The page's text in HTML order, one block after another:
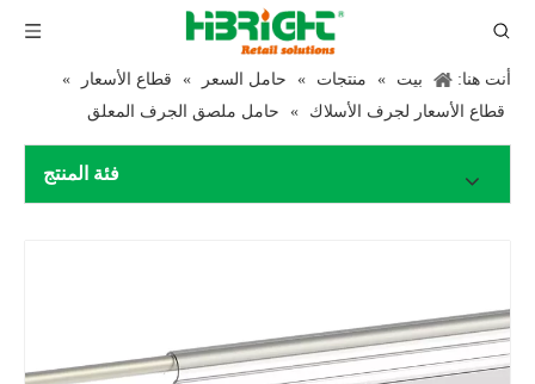
أنت هنا: بيت » منتجات » حامل السعر » قطاع الأسعار
»
قطاع الأسعار لجرف الأسلاك
» حامل ملصق الجرف المعلق
فئة المنتج